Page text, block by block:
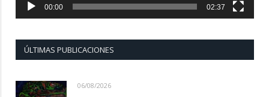
00:00 02:37
ÚLTIMAS PUBLICACIONES
06/08/2026